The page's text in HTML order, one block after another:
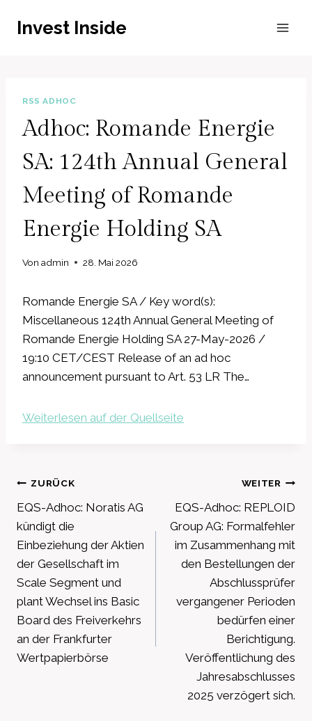
InhaltInvest Inside
RSS ADHOC
Adhoc: Romande Energie
SA: 124th Annual General
Meeting of Romande
Energie Holding SA
Von admin 28. Mai 2026
Romande Energie SA / Key word(s):
Miscellaneous 124th Annual General Meeting of
Romande Energie Holding SA 27-May-2026 /
19:10 CET/CEST Release of an ad hoc
announcement pursuant to Art. 53 LR The…
Weiterlesen auf der Quellseite
Beitragsnavigation
ZURÜCK
EQS-Adhoc: Noratis AG
kündigt die
Einbeziehung der Aktien
der Gesellschaft im
Scale Segment und
plant Wechsel ins Basic
Board des Freiverkehrs
an der Frankfurter
Wertpapierbörse
WEITER
EQS-Adhoc: REPLOID
Group AG: Formalfehler
im Zusammenhang mit
den Bestellungen der
Abschlussprüfer
vergangener Perioden
bedürfen einer
Berichtigung.
Veröffentlichung des
Jahresabschlusses
2025 verzögert sich.